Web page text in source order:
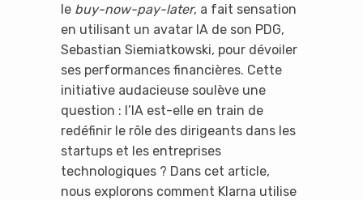
le buy-now-pay-later, a fait sensation
en utilisant un avatar IA de son PDG,
Sebastian Siemiatkowski, pour dévoiler
ses performances financières. Cette
initiative audacieuse soulève une
question : l’IA est-elle en train de
redéfinir le rôle des dirigeants dans les
startups et les entreprises
technologiques ? Dans cet article,
nous explorons comment Klarna utilise